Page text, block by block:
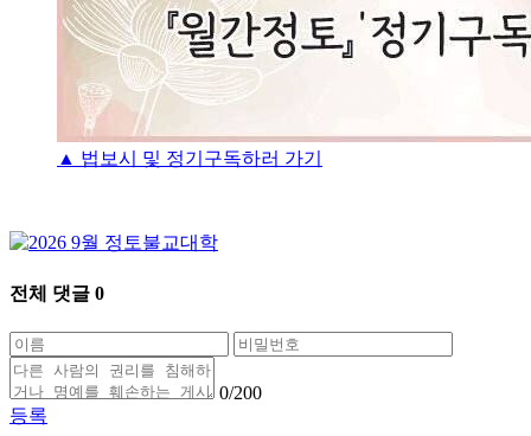
▲ 법보시 및 정기구독하러 가기
전체 댓글 0
0/200
등록